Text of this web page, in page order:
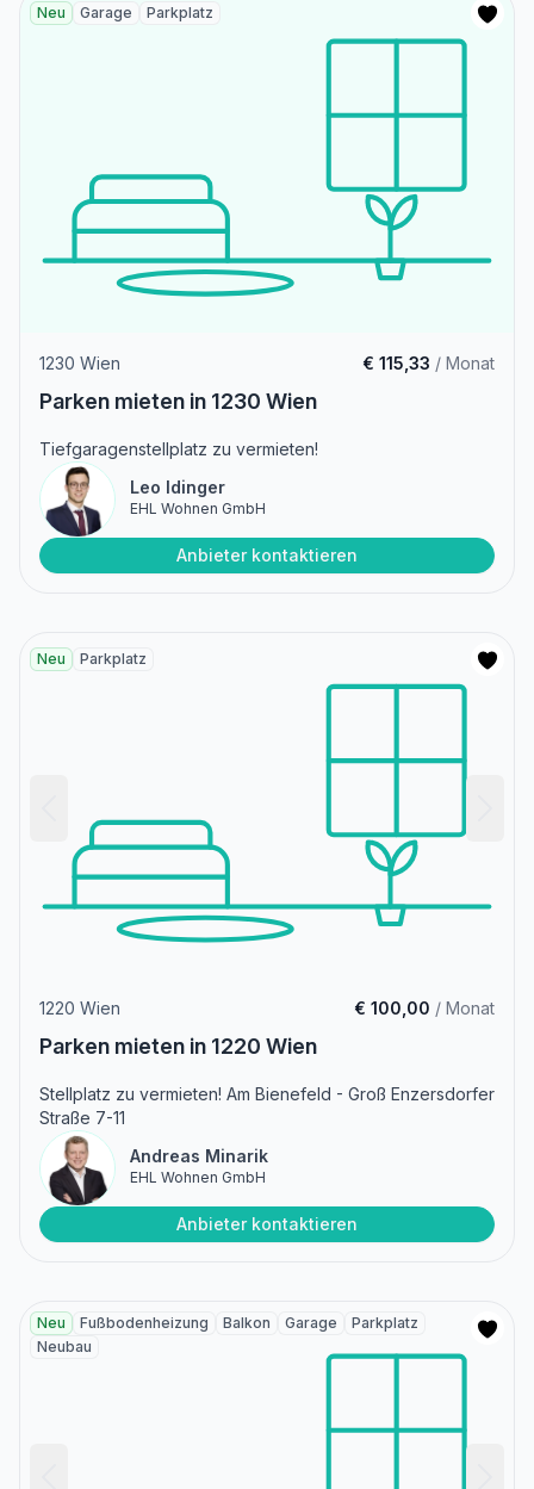
Neu Garage Parkplatz
1230 Wien € 115,33 / Monat
Parken mieten in 1230 Wien
Tiefgaragenstellplatz zu vermieten!
Leo Idinger
EHL Wohnen GmbH
Anbieter kontaktieren
Neu Parkplatz
1220 Wien € 100,00 / Monat
Parken mieten in 1220 Wien
Stellplatz zu vermieten! Am Bienefeld - Groß Enzersdorfer
Straße 7-11
Andreas Minarik
EHL Wohnen GmbH
Anbieter kontaktieren
Neu Fußbodenheizung Balkon Garage
Parkplatz
Neubau